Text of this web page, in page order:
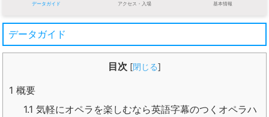
データガイド アクセス・入場 基本情報
データガイド
目次 [閉じる]
1 概要
1.1 気軽にオペラを楽しむなら英語字幕のつくオペラハ